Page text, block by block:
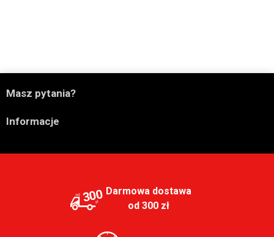
Masz pytania?
Informacje
300 Darmowa dostawa
od 300 zł